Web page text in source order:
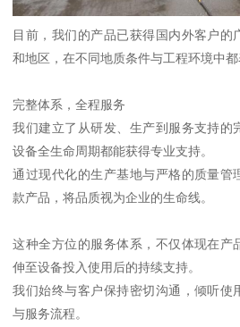
目前，我们的产品已获得国内外客户的
和地区，在不同地质条件与工程环境中都
完整体系，全程服务
我们建立了从研发、生产到服务支持的
设备全生命周期都能获得专业支持。
通过现代化的生产基地与严格的质量管
款产品，将品质视为企业的生命线。
这种全方位的服务体系，不仅体现在产
伸至设备投入使用后的持续支持。
我们始终与客户保持密切沟通，倾听使
与服务流程。